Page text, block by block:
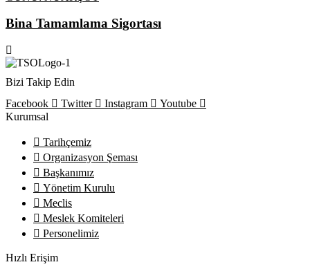
Bina Tamamlama Sigortası
Bizi Takip Edin
Facebook
Twitter Instagram
Youtube
Kurumsal
Tarihçemiz
Organizasyon Şeması
Başkanımız
Yönetim Kurulu
Meclis
Meslek Komiteleri
Personelimiz
Hızlı Erişim